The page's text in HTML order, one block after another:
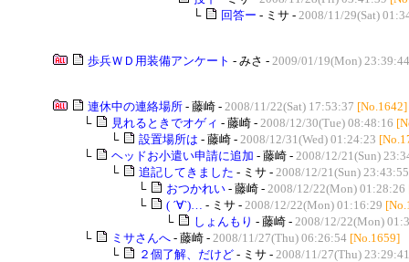
└
回答ー - ミサ - 2008/11/29(Sat)
歩兵ＷＤ用装備アンケート - みさ - 2009/01/19(Mon) 23:39:44
連休中の連絡場所 - 藤崎 - 2008/11/22(Sat) 17:53:37 [No.1642]
└
見れるときでオゲィ - 藤崎 - 2008/12/30(Tue) 08:48:16
└
設置場所は - 藤崎 - 2008/12/31(Wed) 01:24:23
└
ヘッドお小遣い申請に追加 - 藤崎 - 2008/12/21(Sun)
└
追記してきました - ミサ - 2008/12/21(Sun) 23:43:55
└
おつかれい - 藤崎 - 2008/12/22(Mon) 01:28:26
└
( ´∀`)… - ミサ - 2008/12/22(Mon) 01:16:29
└
しょんもり - 藤崎 - 2008/12/22(Mon)
└
ミサさんへ - 藤崎 - 2008/11/27(Thu) 06:26:54 [No.1659]
└
２個了解、だけど - ミサ - 2008/11/27(Thu) 23:29:41